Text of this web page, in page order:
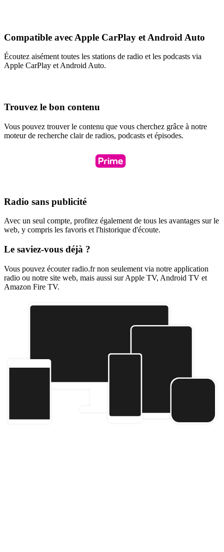
Compatible avec Apple CarPlay et Android Auto
Écoutez aisément toutes les stations de radio et les podcasts via
Apple CarPlay et Android Auto.
Trouvez le bon contenu
Vous pouvez trouver le contenu que vous cherchez grâce à notre
moteur de recherche clair de radios, podcasts et épisodes.
Radio sans publicité
Avec un seul compte, profitez également de tous les avantages sur le
web, y compris les favoris et l'historique d'écoute.
Le saviez-vous déjà ?
Vous pouvez écouter radio.fr non seulement via notre application
radio ou notre site web, mais aussi sur Apple TV, Android TV et
Amazon Fire TV.